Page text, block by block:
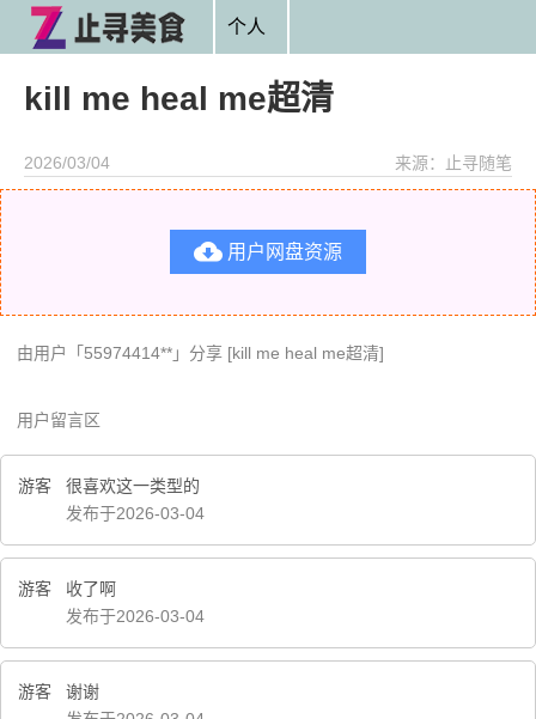
个人
kill me heal me超清
2026/03/04 来源：止寻随笔
 用户网盘资源
由用户「55974414**」分享 [kill me heal me超清]
用户留言区
游客
很喜欢这一类型的
发布于2026-03-04
游客
收了啊
发布于2026-03-04
游客
谢谢